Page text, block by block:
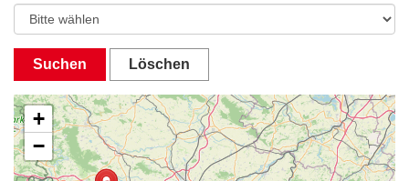
Suchen Löschen
+
−